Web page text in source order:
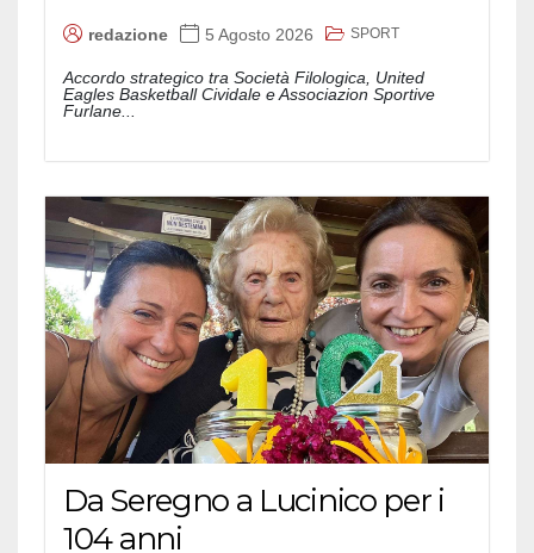
redazione 5 Agosto 2026 SPORT
Accordo strategico tra Società Filologica, United
Eagles Basketball Cividale e Associazion Sportive
Furlane...
Da Seregno a Lucinico per i
104 anni